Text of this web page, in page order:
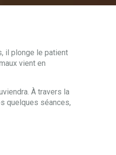
il plonge le patient
vient en
À travers la
quelques séances,